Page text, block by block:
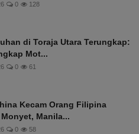
0 128
di Toraja Utara Terungkap:
Mot...
0 61
Kecam Orang Filipina
Manila...
0 58